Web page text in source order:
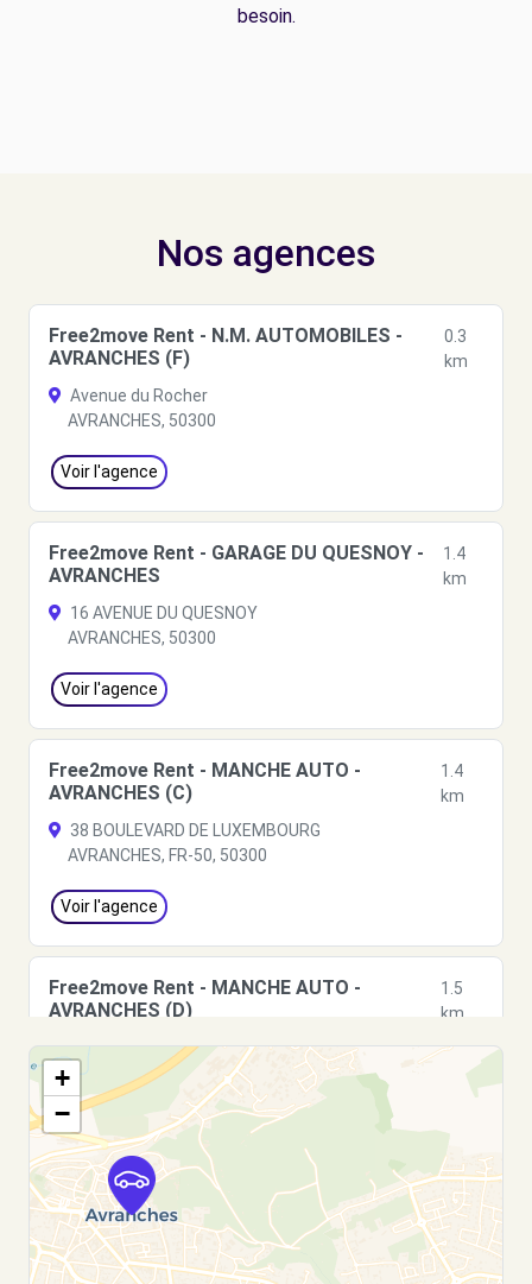
besoin.
Nos agences
Free2move Rent - N.M. AUTOMOBILES -
AVRANCHES (F)
0.3
km
Avenue du Rocher
AVRANCHES, 50300
Voir l'agence
Free2move Rent - GARAGE DU QUESNOY -
AVRANCHES
1.4
km
16 AVENUE DU QUESNOY
AVRANCHES, 50300
Voir l'agence
Free2move Rent - MANCHE AUTO -
AVRANCHES (C)
1.4
km
38 BOULEVARD DE LUXEMBOURG
AVRANCHES, FR-50, 50300
Voir l'agence
Free2move Rent - MANCHE AUTO -
AVRANCHES (D)
1.5
km
38 BOULEVARD DE LUXEMBOURG
AVRANCHES, 50300
Voir l'agence
Free2move Rent - N.M. AUTOMOBILES -
AVRANCHES (O)
2.0
km
22 AVENUE DU ROCHER
+
−